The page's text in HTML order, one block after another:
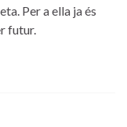
Per a ella ja és
futur.